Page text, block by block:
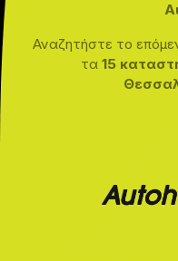
Αναζητήστε το
τα 15